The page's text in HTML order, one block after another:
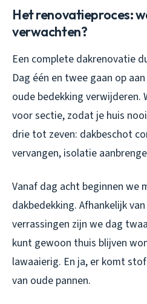
Het renovatieproces:
verwachten?
Een complete dakrenovatie
Dag één en twee gaan op
oude bedekking verwijderen.
voor sectie, zodat je huis
drie tot zeven: dakbeschot
vervangen, isolatie
Vanaf dag acht beginnen we
dakbedekking. Afhankelijk
verrassingen zijn we dag
kunt gewoon thuis blijven
lawaaierig. En ja, er komt
van oude pannen.